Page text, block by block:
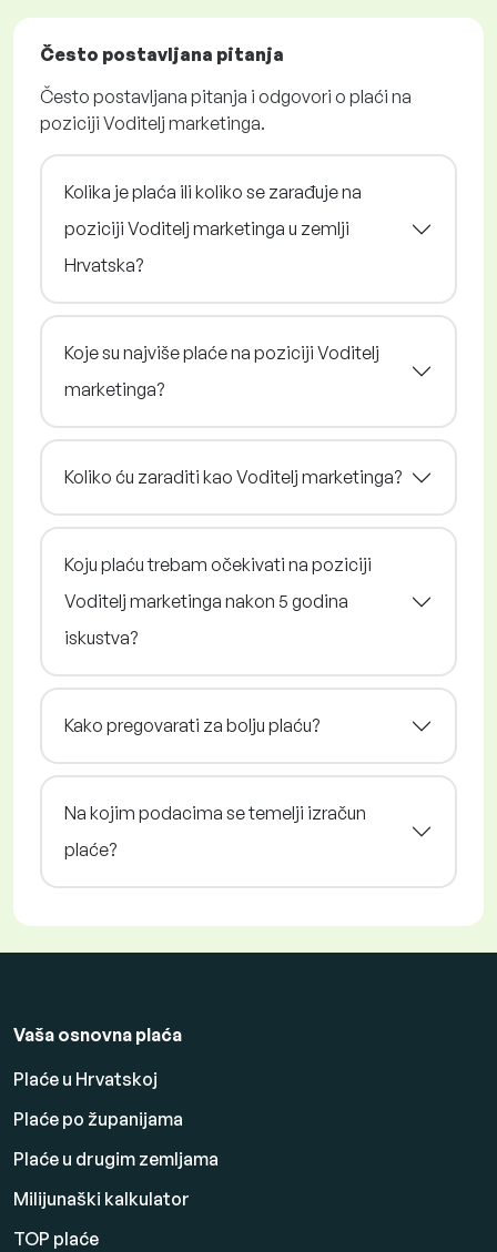
Često postavljana pitanja
Često postavljana pitanja i odgovori o plaći na
poziciji Voditelj marketinga.
Kolika je plaća ili koliko se zarađuje na
poziciji Voditelj marketinga u zemlji
Hrvatska?
Koje su najviše plaće na poziciji Voditelj
marketinga?
Koliko ću zaraditi kao Voditelj marketinga?
Koju plaću trebam očekivati na poziciji
Voditelj marketinga nakon 5 godina
iskustva?
Kako pregovarati za bolju plaću?
Na kojim podacima se temelji izračun
plaće?
Vaša osnovna plaća
Plaće u Hrvatskoj
Plaće po županijama
Plaće u drugim zemljama
Milijunaški kalkulator
TOP plaće